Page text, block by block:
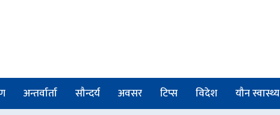
अन्तर्वार्ता सौन्दर्य अवसर टिप्स विदेश यौन स्वास्थ्य